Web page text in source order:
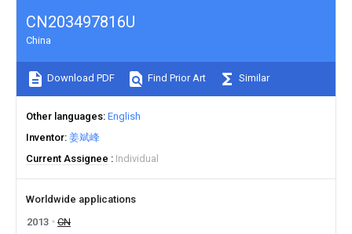
CN203497816U
China
Download PDF Find Prior Art Similar
Other languages English
Inventor 姜斌峰
Current Assignee
Individual
Worldwide applications
2013
CN